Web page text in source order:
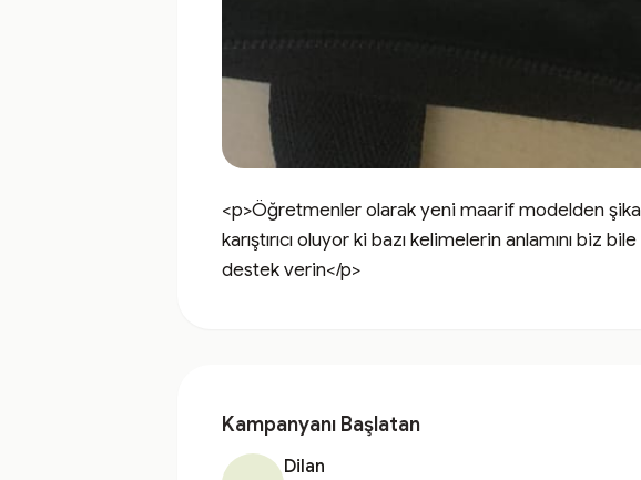
<p>Öğretmenler olarak yeni maarif modelden
karıştırıcı oluyor ki bazı kelimelerin anlamını
destek verin</p>
Kampanyanı Başlatan
Dilan